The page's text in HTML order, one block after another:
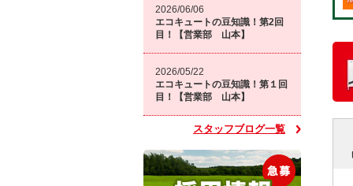
2026/06/06
エコキュートの豆知識！第2回
目！【営業部 山本】
2026/05/22
エコキュートの豆知識！第１回
目！【営業部 山本】
スタッフブログ一覧